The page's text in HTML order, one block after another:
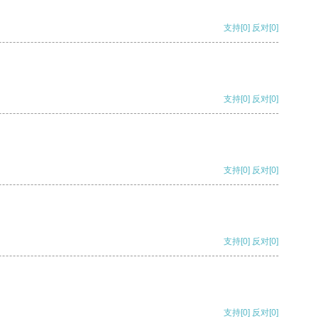
支持[0] 反对[0]
支持[0] 反对[0]
支持[0] 反对[0]
支持[0] 反对[0]
支持[0] 反对[0]